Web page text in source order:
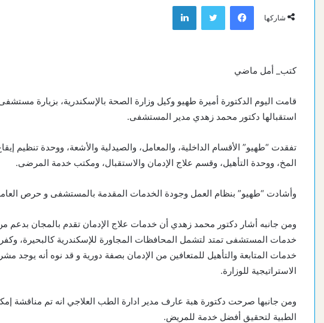
شاركها
فيسبوك تويتر لينكدإن
كتب_ أمل ماضي
قامت اليوم الدكتورة أميرة طهيو وكيل وزارة الصحة بالإسكندرية، بزيارة
استقبالها دكتور محمد زهدي مدير المستشفى.
تفقدت “طهيو” الأقسام الداخلية، والمعامل، والصيدلية والأشعة، ووحدة تنظيم
المخ، ووحدة التأهيل، وقسم علاج الإدمان والاستقبال، ومكتب خدمة المرضى.
وأشادت “طهيو” بنظام العمل وجودة الخدمات المقدمة بالمستشفى و حرص
ومن جانبه أشار دكتور محمد زهدي أن خدمات علاج الإدمان تقدم بالمجان بدعم
خدمات المستشفى تمتد لتشمل المحافظات المجاورة للإسكندرية كالبحيرة،
خدمات المتابعة والتأهيل للمتعافين من الإدمان بصفة دورية و قد نوه أنه
الاستراتيجية للوزارة.
ومن جانبها صرحت دكتورة هبة عارف مدير ادارة الطب العلاجي انه تم مناقشة
الطبية لتحقيق أفضل خدمة للمريض.